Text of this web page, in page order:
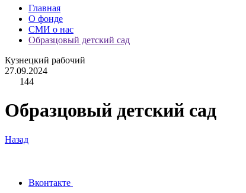
Главная
О фонде
СМИ о нас
Образцовый детский сад
Кузнецкий рабочий
27.09.2024
144
Образцовый детский сад
Назад
Вконтакте